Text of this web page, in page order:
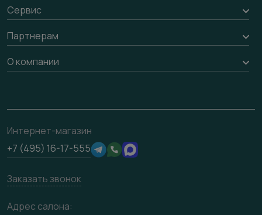
Стеновые панели
Погонаж
Накладки на дверь
Обмен и возврат
Гарантия
Вопрос-ответ
Техническая информация
Юридическая информация
Сервис
Вызов замерщика
Монтаж
Подготовка проемов
Партнерам
Дизайнерам / архитекторам
О компании
Сертификаты
Производство
Медиацентр
Видео
Интернет-магазин
+7 (495) 16-17-555
Заказать звонок
Адрес салона: